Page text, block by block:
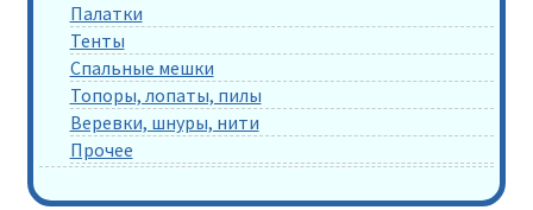
Палатки
Тенты
Спальные мешки
Топоры, лопаты, пилы
Веревки, шнуры, нити
Прочее